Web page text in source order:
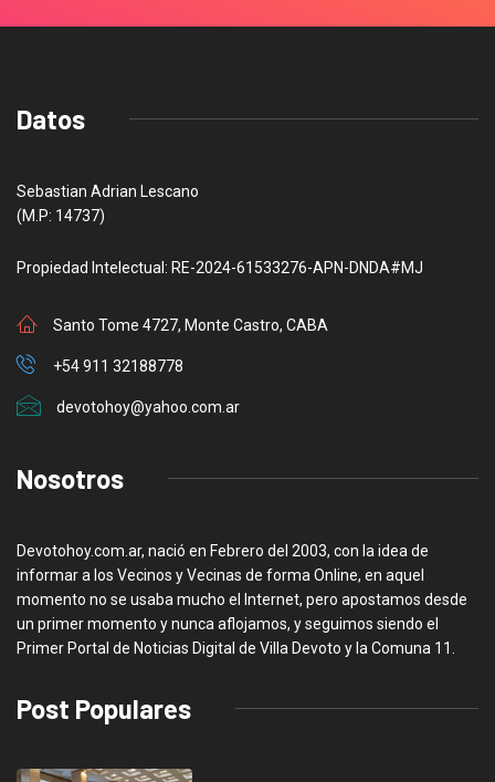
Datos
Sebastian Adrian Lescano
(M.P: 14737)
Propiedad Intelectual: RE-2024-61533276-APN-DNDA#MJ
Santo Tome 4727, Monte Castro, CABA
+54 911 32188778
devotohoy@yahoo.com.ar
Nosotros
Devotohoy.com.ar, nació en Febrero del 2003, con la idea de
informar a los Vecinos y Vecinas de forma Online, en aquel
momento no se usaba mucho el Internet, pero apostamos desde
un primer momento y nunca aflojamos, y seguimos siendo el
Primer Portal de Noticias Digital de Villa Devoto y la Comuna 11.
Post Populares